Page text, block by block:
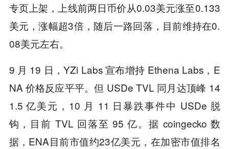
专页上架，上线前两日币价从0.03美元涨至0.133
美元，涨幅超3倍，随后一路回落，目前维持在0.
08美元左右。
9 月 19 日，YZi Labs 宣布增持 Ethena Labs，E
NA 价格反应平平。但 USDe TVL 同月达顶峰 14
1.5 亿美元，10 月 11 日暴跌事件中 USDe 脱
钩，目前 TVL 回落至 95 亿。据 coingecko 数
据，ENA目前市值约23亿美元，在加密市值排名